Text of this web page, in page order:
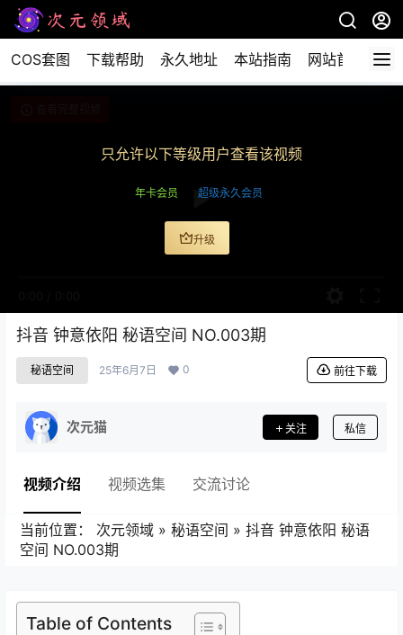
COS套图 下载帮助 永久地址 本站指南 网站首页
只允许以下等级用户查看该视频
年卡会员 超级永久会员
升级
抖音 钟意依阳 秘语空间 NO.003期
秘语空间 25年6月7日 0 前往下载
次元猫 关注 私信
视频介绍 视频选集 交流讨论
当前位置： 次元领域 » 秘语空间 » 抖音 钟意依阳 秘语
空间 NO.003期
Table of Contents